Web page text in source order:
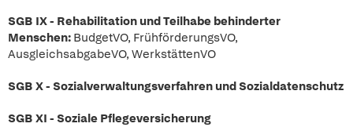
SGB IX - Rehabilitation und Teilhabe behinderter
Menschen: BudgetVO, FrühförderungsVO,
AusgleichsabgabeVO, WerkstättenVO
SGB X - Sozialverwaltungsverfahren und Sozialdatenschutz
SGB XI - Soziale Pflegeversicherung